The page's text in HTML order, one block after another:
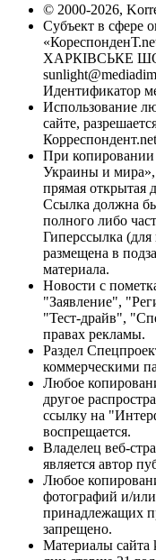
© 2000-2026,
Субъект в сфере
ХАРКІВСЬКЕ
Идентификатор
Использование
сайте,
При копировании
Украины и мира»,
прямая открытая
Ссылка должна
полного либо
Гиперссылка
размещена в
материала.
Новости с
"Заявление",
"Тест-драйв",
правах рекламы.
Раздел
коммерческими
Любое
другое
ссылку на
воспрещается.
Владелец веб-
является автор
Любое
фотографий и/
принадлежащих
запрещено.
Материалы сайта